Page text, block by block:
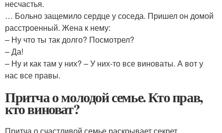
несчастья.
… Больно защемило сердце у соседа. Пришел он домой
расстроенный. Жена к нему:
– Ну что ты так долго? Посмотрел?
– Да!
– Ну и как там у них? – У них-то все виноваты. А вот у
нас все правы.
Притча о молодой семье. Кто прав,
кто виноват?